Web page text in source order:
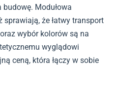
Modułowa
że łatwy transport
wybór kolorów są na
wyglądowi
ceną, która łączy w sobie